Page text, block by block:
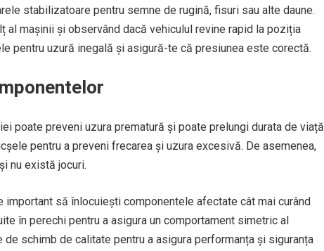
stabilizatoare pentru semne de rugină, fisuri sau alte daune.
mașinii și observând dacă vehiculul revine rapid la poziția
pentru uzură inegală și asigură-te că presiunea este corectă.
poate preveni uzura prematură și poate prelungi durata de viață
pentru a preveni frecarea și uzura excesivă. De asemenea,
nu există jocuri.
important să înlocuiești componentele afectate cât mai curând
în perechi pentru a asigura un comportament simetric al
schimb de calitate pentru a asigura performanța și siguranța